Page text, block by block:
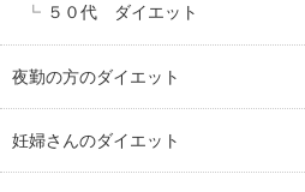
５０代 ダイエット
夜勤の方のダイエット
妊婦さんのダイエット